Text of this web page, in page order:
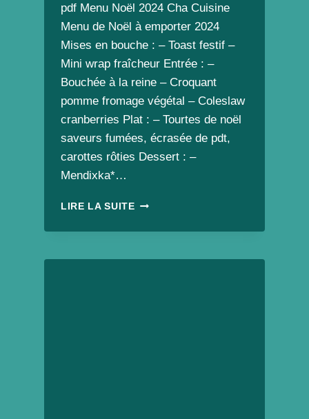
pdf Menu Noël 2024 Cha Cuisine
Menu de Noël à emporter 2024
Mises en bouche : – Toast festif –
Mini wrap fraîcheur Entrée : –
Bouchée à la reine – Croquant
pomme fromage végétal – Coleslaw
cranberries Plat : – Tourtes de noël
saveurs fumées, écrasée de pdt,
carottes rôties Dessert : –
Mendixka*…
LIRE LA SUITEMENU
NOËL
CUISINE